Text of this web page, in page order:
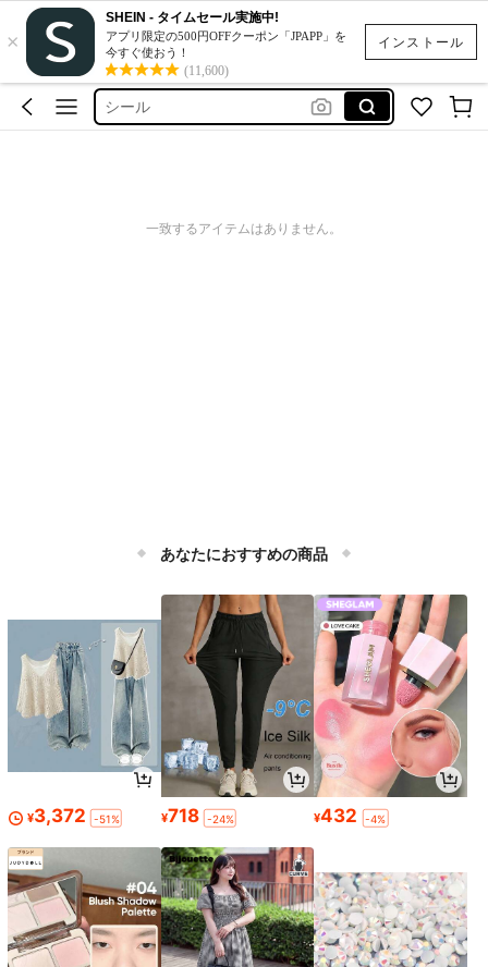
インストール
×
SHEIN - タイムセール実施中!
アプリ限定の500円OFFクーポン「JPAPP」を
今すぐ使おう！
(11,600)
ネイルチップ
スクイーズ
シール
スクイーズ
一致するアイテムはありません。
あなたにおすすめの商品
¥3,372 -51% ¥718 -24% ¥432 -4%